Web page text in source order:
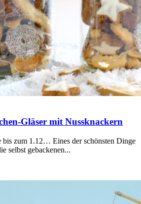
Gläser mit Nussknackern
bis zum 1.12… Eines der schönsten Dinge
selbst gebackenen...